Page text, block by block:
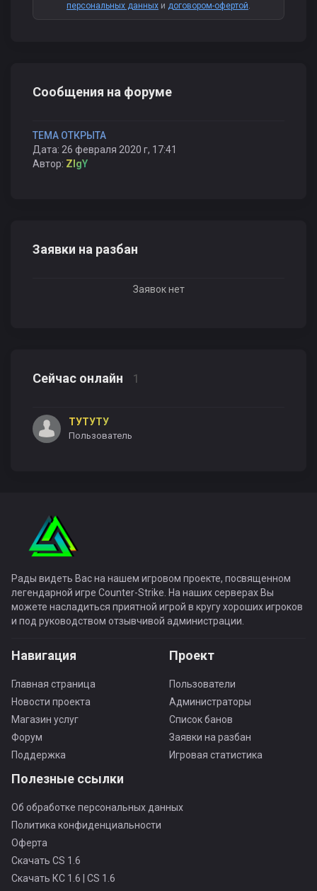
персональных данных и договором-офертой.
Сообщения на форуме
ТЕМА ОТКРЫТА
Дата: 26 февраля 2020 г, 17:41
Автор: ZIgY
Заявки на разбан
Заявок нет
Сейчас онлайн 1
ТУТУТУ
Пользователь
Рады видеть Вас на нашем игровом проекте, посвященном
легендарной игре Counter-Strike. На наших серверах Вы
можете насладиться приятной игрой в кругу хороших игроков
и под руководством отзывчивой администрации.
Навигация
Главная страница
Новости проекта
Магазин услуг
Форум
Поддержка
Проект
Пользователи
Администраторы
Список банов
Заявки на разбан
Игровая статистика
Полезные ссылки
Об обработке персональных данных
Политика конфиденциальности
Оферта
Скачать CS 1.6
Скачать КС 1.6 | CS 1.6